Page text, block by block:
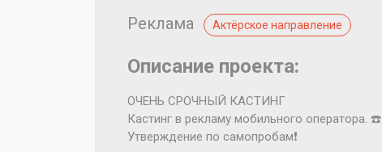
Реклама Актёрское направление
Описание проекта:
ОЧЕНЬ СРОЧНЫЙ КАСТИНГ
Кастинг в рекламу мобильного оператора. ☎️
Утверждение по самопробам❗️